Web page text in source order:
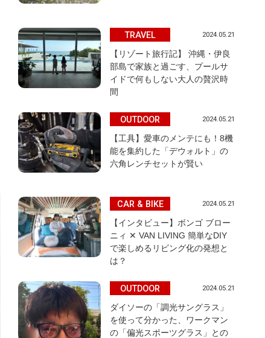
TRAVEL 2024.05.21
【リゾート旅行記】 沖縄・伊良
部島で家族と過ごす、プールサ
イドで何もしない大人の贅沢時
間
OUTDOOR 2024.05.21
【工具】愛車のメンテにも！8機
能を集約した「デウォルト」の
六角レンチセットが賢い
CAR & BIKE 2024.05.21
【インタビュー】ボンゴ ブロー
ニィ ✕ VAN LIVING 簡単なDIY
で楽しめるリビング化の発想と
は？
OUTDOOR 2024.05.21
ダイソーの「調光サングラス」
を使って分かった、ワークマン
の「偏光スポーツグラス」との